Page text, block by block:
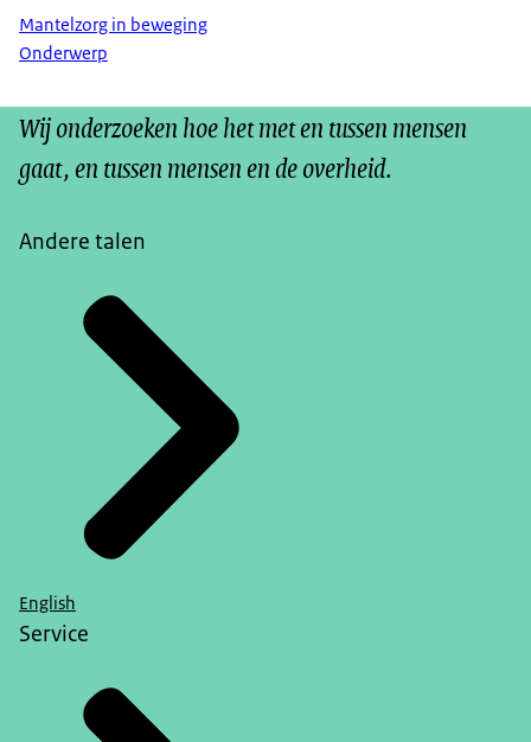
Mantelzorg in beweging
Onderwerp
Wij onderzoeken hoe het met en tussen mensen
gaat, en tussen mensen en de overheid.
Andere talen
English
Service